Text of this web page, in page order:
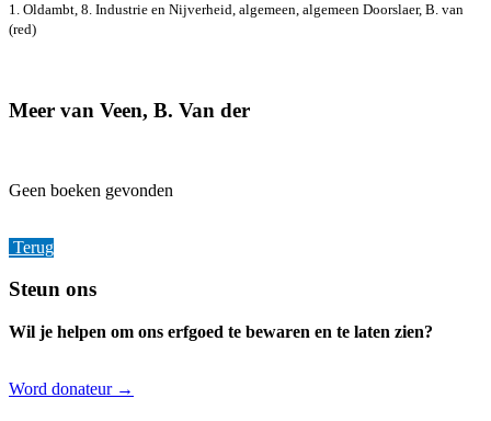
1. Oldambt, 8. Industrie en Nijverheid, algemeen, algemeen Doorslaer, B. van
(red)
Meer van Veen, B. Van der
Geen boeken gevonden
Terug
Footer
Steun ons
Wil je helpen om ons erfgoed te bewaren en te laten zien?
Word donateur →